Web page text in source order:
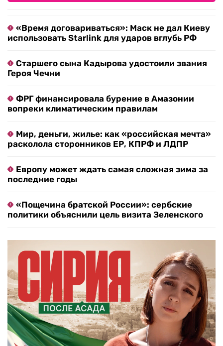
«Время договариваться»: Маск не дал Киеву
использовать Starlink для ударов вглубь РФ
Старшего сына Кадырова удостоили звания
Героя Чечни
ФРГ финансировала бурение в Амазонии
вопреки климатическим правилам
Мир, деньги, жилье: как «российская мечта»
расколола сторонников ЕР, КПРФ и ЛДПР
Европу может ждать самая сложная зима за
последние годы
«Пощечина братской России»: сербские
политики объяснили цель визита Зеленского